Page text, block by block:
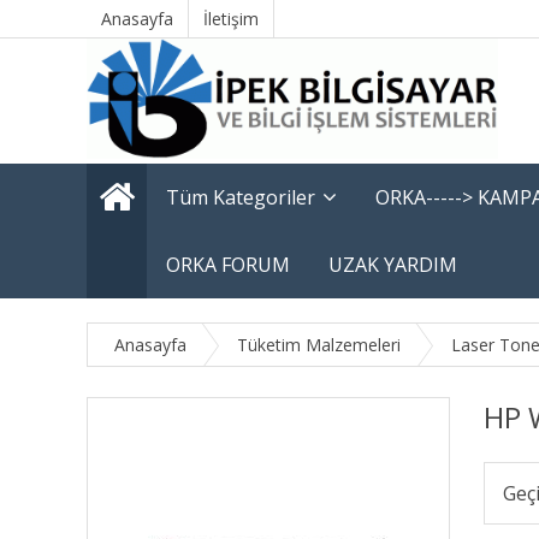
Anasayfa İletişim
Tüm Kategoriler ORKA----->
ORKA FORUM UZAK YARDIM
Anasayfa Tüketim Malzemeleri Laser
HP